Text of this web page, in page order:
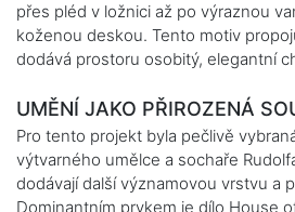
přes pléd v ložnici až po výraznou
koženou deskou. Tento motiv
dodává prostoru osobitý, elegantní
UMĚNÍ JAKO PŘIROZENÁ
Pro tento projekt byla pečlivě
výtvarného umělce a sochaře
dodávají další významovou vrstvu a
Dominantním prvkem je dílo House